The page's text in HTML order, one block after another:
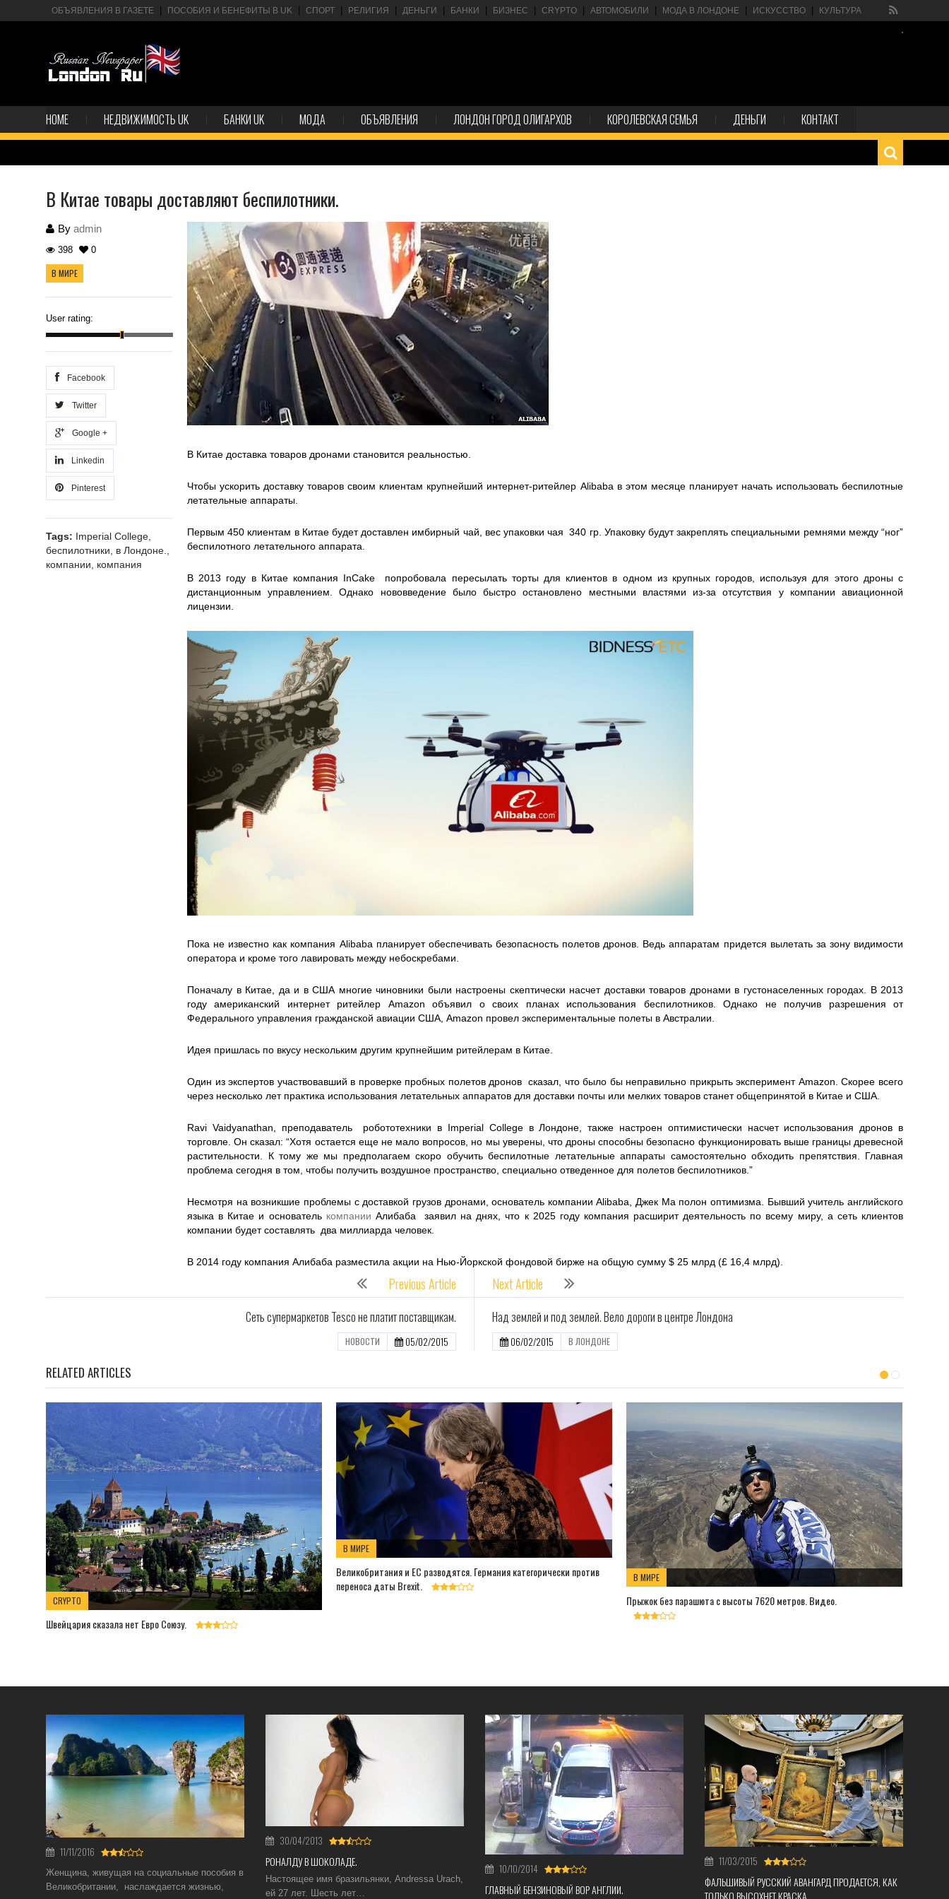
ОБЪЯВЛЕНИЯ В ГАЗЕТЕ ПОСОБИЯ И БЕНЕФИТЫ В UK СПОРТ РЕЛИГИЯ ДЕНЬГИ БАНКИ БИЗНЕС CRYPTO АВТОМОБИЛИ МОДА В ЛОНДОНЕ ИСКУССТВО КУЛЬТУРА
HOME НЕДВИЖИМОСТЬ UK БАНКИ UK МОДА ОБЪЯВЛЕНИЯ ЛОНДОН ГОРОД ОЛИГАРХОВ КОРОЛЕВСКАЯ СЕМЬЯ ДЕНЬГИ КОНТАКТ
В Китае товары доставляют беспилотники.
By admin
398 0
В МИРЕ
User rating:
Facebook
Twitter
Google +
Linkedin
Pinterest
Tags: Imperial College
беспилотники
в Лондоне.
компании
компания
В Китае доставка товаров дронами становится реальностью.
Чтобы ускорить доставку товаров своим клиентам крупнейший интернет-ритейлер Alibaba в этом месяце планирует начать использовать беспилотные
летательные аппараты.
Первым 450 клиентам в Китае будет доставлен имбирный чай, вес упаковки чая 340 гр. Упаковку будут закреплять специальными ремнями между “ног”
беспилотного летательного аппарата.
В 2013 году в Китае компания InCake попробовала пересылать торты для клиентов в одном из крупных городов, используя для этого дроны с
дистанционным управлением. Однако нововведение было быстро остановлено местными властями из-за отсутствия у компании авиационной
лицензии.
Пока не известно как компания Alibaba планирует обеспечивать безопасность полетов дронов. Ведь аппаратам придется вылетать за зону видимости
оператора и кроме того лавировать между небоскребами.
Поначалу в Китае, да и в США многие чиновники были настроены скептически насчет доставки товаров дронами в густонаселенных городах. В 2013
году американский интернет ритейлер Amazon объявил о своих планах использования беспилотников. Однако не получив разрешения от
Федерального управления гражданской авиации США, Amazon провел экспериментальные полеты в Австралии.
Идея пришлась по вкусу нескольким другим крупнейшим ритейлерам в Китае.
Один из экспертов участвовавший в проверке пробных полетов дронов сказал, что было бы неправильно прикрыть эксперимент Amazon. Скорее всего
через несколько лет практика использования летательных аппаратов для доставки почты или мелких товаров станет общепринятой в Китае и США.
Ravi Vaidyanathan, преподаватель робототехники в Imperial College в Лондоне, также настроен оптимистически насчет использования дронов в
торговле. Он сказал: “Хотя остается еще не мало вопросов, но мы уверены, что дроны способны безопасно функционировать выше границы древесной
растительности. К тому же мы предполагаем скоро обучить беспилотные летательные аппараты самостоятельно обходить препятствия. Главная
проблема сегодня в том, чтобы получить воздушное пространство, специально отведенное для полетов беспилотников.”
Несмотря на возникшие проблемы с доставкой грузов дронами, основатель компании Alibaba, Джек Ма полон оптимизма. Бывший учитель английского
языка в Китае и основатель компании Алибаба заявил на днях, что к 2025 году компания расширит деятельность по всему миру, а сеть клиентов
компании будет составлять два миллиарда человек.
В 2014 году компания Алибаба разместила акции на Нью-Йоркской фондовой бирже на общую сумму $ 25 млрд (£ 16,4 млрд).
Previous Article
Сеть супермаркетов Tesco не платит поставщикам.
05/02/2015
НОВОСТИ
Next Article
Над землей и под землей. Вело дороги в центре Лондона
06/02/2015 В ЛОНДОНЕ
RELATED ARTICLES
CRYPTO
Швейцария сказала нет Евро Союзу.
В МИРЕ
Великобритания и ЕС разводятся. Германия категорически против
переноса даты Brexit.
В МИРЕ
Прыжок без парашюта с высоты 7620 метров. Видео.
11/11/2016
Женщина, живущая на социальные пособия в
Великобритании, наслаждается жизнью,
30/04/2013
РОНАЛДУ В ШОКОЛАДЕ.
Настоящее имя бразильянки, Andressa Urach,
ей 27 лет. Шесть лет…
10/10/2014
ГЛАВНЫЙ БЕНЗИНОВЫЙ ВОР АНГЛИИ.
11/03/2015
ФАЛЬШИВЫЙ РУССКИЙ АВАНГАРД ПРОДАЕТСЯ, КАК